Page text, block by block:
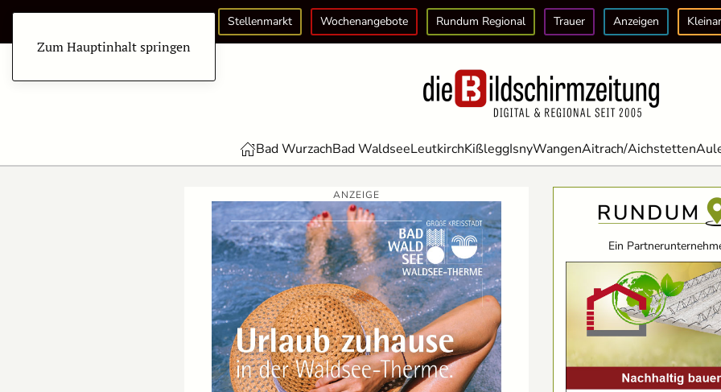
Zum Hauptinhalt springen
Stellenmarkt Wochenangebote Rundum Regional Trauer Anzeigen
Bad WurzachBad WaldseeLeutkirchKißleggIsnyWangenAitrach/Aichstetten
ANZEIGE
Ein